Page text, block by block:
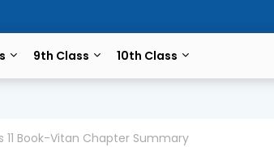
9th Class 10th Class
11 Book-Vitan Chapter Summary